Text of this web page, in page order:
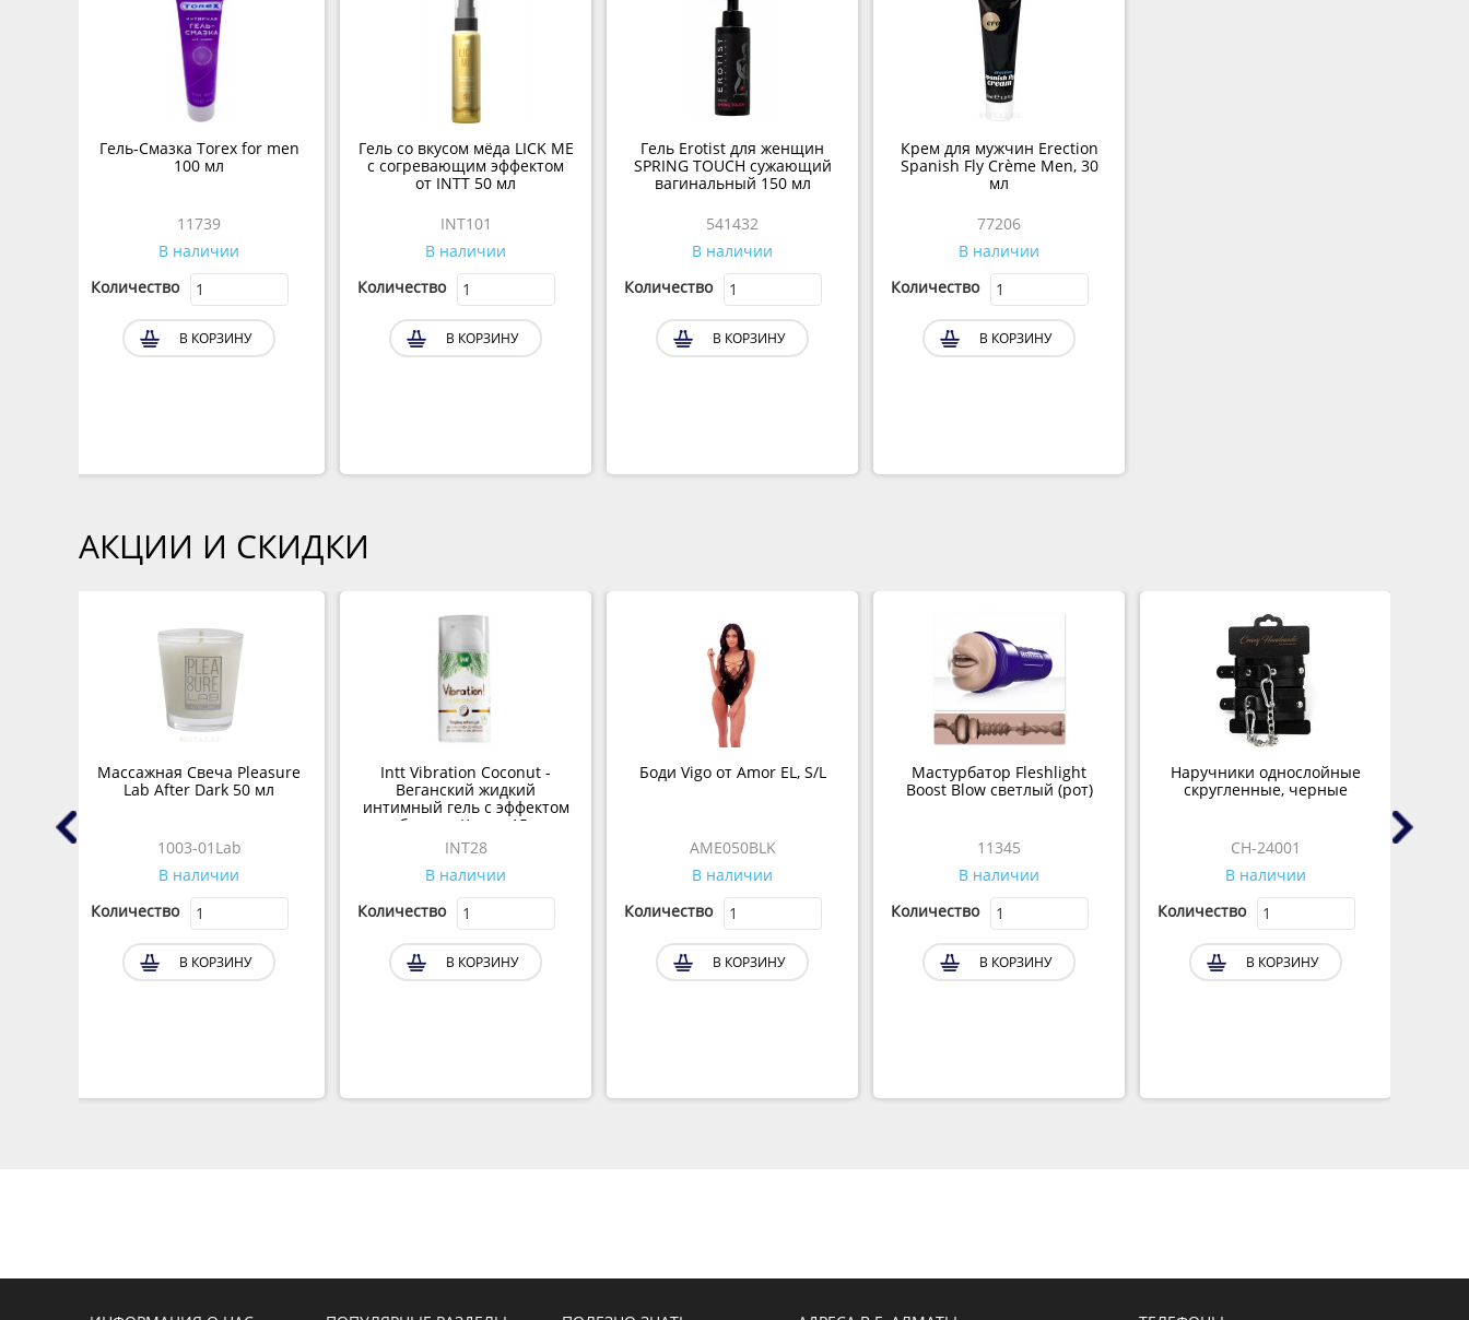
Гель-Смазка Torex for men
100 мл
11739
В наличии
Количество
В КОРЗИНУ
Гель со вкусом мёда LICK ME
с согревающим эффектом
от INTT 50 мл
INT101
В наличии
Количество
В КОРЗИНУ
Гель Erotist для женщин
SPRING TOUCH сужающий
вагинальный 150 мл
541432
В наличии
Количество
В КОРЗИНУ
Крем для мужчин Erection
Spanish Fly Crème Men, 30
мл
77206
В наличии
Количество
В КОРЗИНУ
АКЦИИ И СКИДКИ
Массажная Cвеча Pleasure
Lab After Dark 50 мл
1003-01Lab
В наличии
Количество
В КОРЗИНУ
Intt Vibration Coconut -
Веганский жидкий
интимный гель с эффектом
вибрации Кокос, 15 мл
INT28
В наличии
Количество
В КОРЗИНУ
Боди Vigo от Amor EL, S/L
AME050BLK
В наличии
Количество
В КОРЗИНУ
Мастурбатор Fleshlight
Boost Blow светлый (рот)
11345
В наличии
Количество
В КОРЗИНУ
Наручники однослойные
скругленные, черные
CH-24001
В наличии
Количество
В КОРЗИНУ